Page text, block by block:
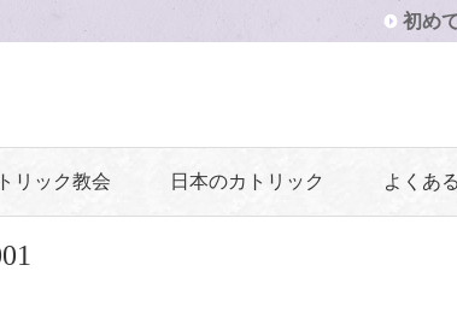
初め
リック教会 日本のカトリック よくあ